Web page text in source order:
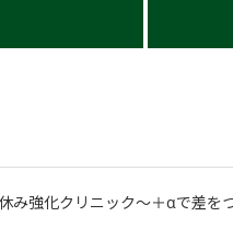
み強化クリニック〜＋αで差を